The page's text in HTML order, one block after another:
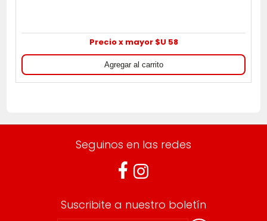
Precio x mayor $U 58
Seguinos en las redes
Suscribite a nuestro boletín